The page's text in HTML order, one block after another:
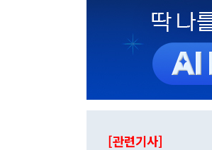
[관련기사]